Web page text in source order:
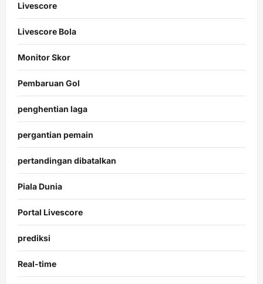
Livescore
Livescore Bola
Monitor Skor
Pembaruan Gol
penghentian laga
pergantian pemain
pertandingan dibatalkan
Piala Dunia
Portal Livescore
prediksi
Real-time